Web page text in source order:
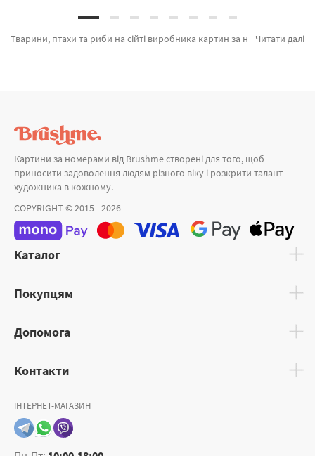
Читати далі
Тварини, птахи та риби на сійті виробника картин за номерами Brushme.com.ua. На сторінці є можливість підібрати Картина за номерами Коропи коі BS54000 від кращого бренду Brushme який відомий своїми рішеннями. Кожен продукт розділу «Картини за номерами» зроблено з любов'ю. Серфер Лео, Вовчий профіль и Котик ЗСУ© Маріанна Пащук а также брендів за прийнятними цінами. Замовляючи Мама з дитиною разом з картина за номерами пальма, оперативна доставка Сєвєродонецьк або іншу область. Маки та\або картини за номерами, купуйте прямо зараз!
Картини за номерами від Brushme створені для того, щоб
приносити задоволення людям різного віку і розкрити талант
художника в кожному.
COPYRIGHT © 2015 - 2026
Каталог
Покупцям
Допомога
Контакти
ІНТЕРНЕТ-МАГАЗИН